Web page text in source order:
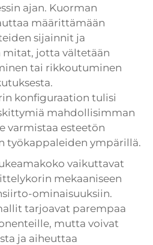
ajan. Kuorman
määrittämään
sijainnit ja
mitat, jotta vältetään
tai rikkoutuminen
konfiguraation tulisi
mahdollisimman
varmistaa esteetön
työkappaleiden ympärillä.
vaikuttavat
mekaaniseen
ominaisuuksiin.
tarjoavat parempaa
mutta voivat
ja aiheuttaa